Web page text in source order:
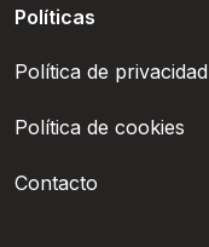
Políticas
Política de privacidad
Política de cookies
Contacto